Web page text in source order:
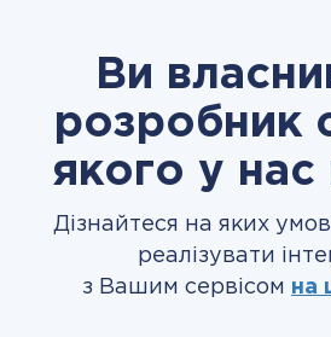
Ви
розробник
якого у нас
Дізнайтеся на яких
реалізувати
з Вашим сервісом на